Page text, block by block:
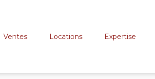
Ventes Locations Expertise